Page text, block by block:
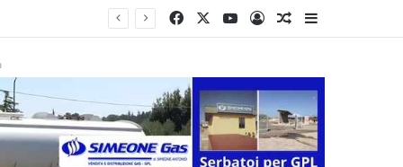
FacebookYou TubeAccediUn articolo a